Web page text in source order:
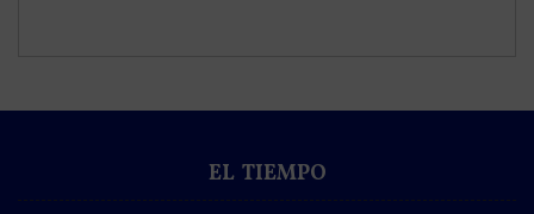
EL TIEMPO